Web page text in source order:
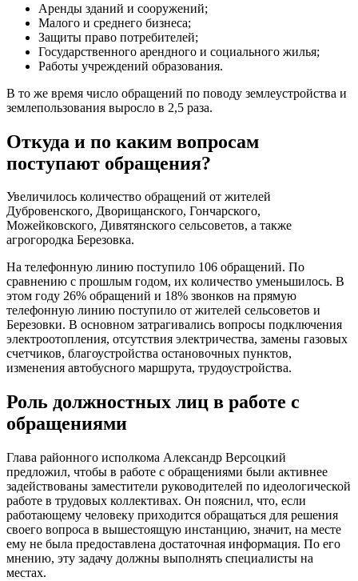
Аренды зданий и сооружений;
Малого и среднего бизнеса;
Защиты право потребителей;
Государственного арендного и социального жилья;
Работы учреждений образования.
В то же время число обращений по поводу землеустройства и
землепользования выросло в 2,5 раза.
Откуда и по каким вопросам
поступают обращения?
Увеличилось количество обращений от жителей
Дубровенского, Дворищанского, Гончарского,
Можейковского, Дивятянского сельсоветов, а также
агрогородка Березовка.
На телефонную линию поступило 106 обращений. По
сравнению с прошлым годом, их количество уменьшилось. В
этом году 26% обращений и 18% звонков на прямую
телефонную линию поступило от жителей сельсоветов и
Березовки. В основном затрагивались вопросы подключения
электроотопления, отсутствия электричества, замены газовых
счетчиков, благоустройства остановочных пунктов,
изменения автобусного маршрута, трудоустройства.
Роль должностных лиц в работе с
обращениями
Глава районного исполкома Александр Версоцкий
предложил, чтобы в работе с обращениями были активнее
задействованы заместители руководителей по идеологической
работе в трудовых коллективах. Он пояснил, что, если
работающему человеку приходится обращаться для решения
своего вопроса в вышестоящую инстанцию, значит, на месте
ему не была предоставлена достаточная информация. По его
мнению, эту задачу должны выполнять специалисты на
местах.